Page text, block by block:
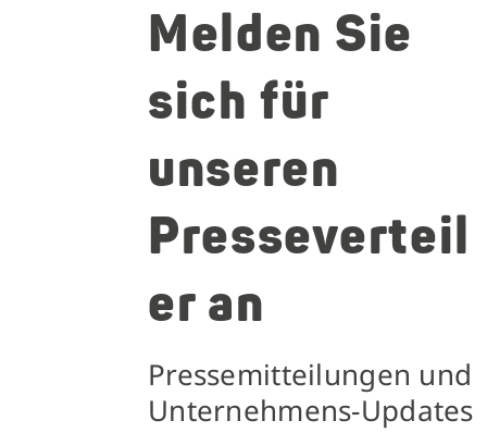
Melden Sie
sich für
unseren
Presseverteil
er an
Pressemitteilungen und
Unternehmens-Updates